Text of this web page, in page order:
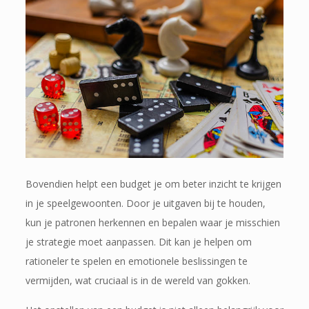
Bovendien helpt een budget je om beter inzicht te krijgen
in je speelgewoonten. Door je uitgaven bij te houden,
kun je patronen herkennen en bepalen waar je misschien
je strategie moet aanpassen. Dit kan je helpen om
rationeler te spelen en emotionele beslissingen te
vermijden, wat cruciaal is in de wereld van gokken.